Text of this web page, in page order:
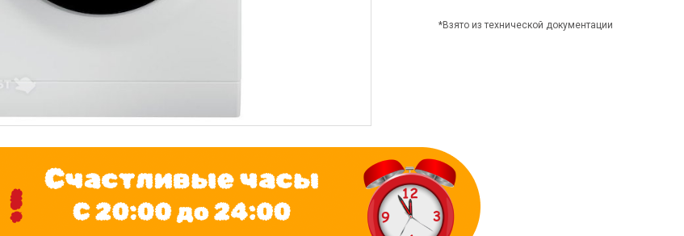
*Взято из технической документации